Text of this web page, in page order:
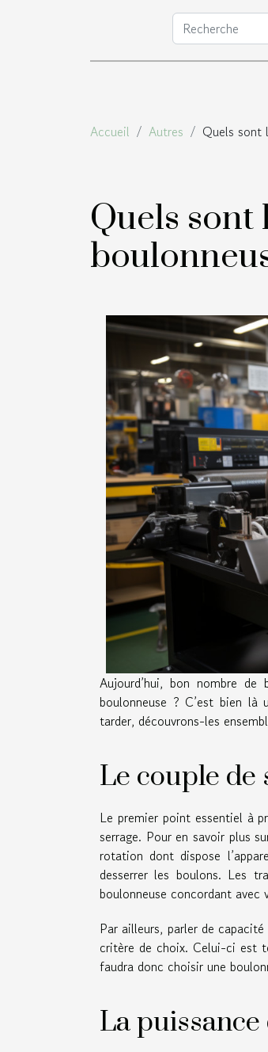
Accueil Autres Quels sont
Quels sont
Aujourd’hui, bon nombre
boulonneuse ? C’est bien
tarder, découvrons-les
Le couple de
Le premier point essentiel à
serrage. Pour en savoir plus
rotation dont dispose
desserrer les boulons. Les
boulonneuse concordant avec
Par ailleurs, parler de
critère de choix. Celui-ci est
faudra donc choisir une
La puissance